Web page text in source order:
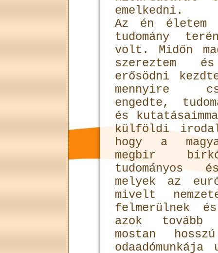
emelkedni.
Az én életem
tudomány
volt. Midőn
szereztem
erősödni
mennyire
engedte,
és
külföldi
hogy a
megbir
tudományos
melyek az
mivelt
felmerülnek
azok tovább
mostan